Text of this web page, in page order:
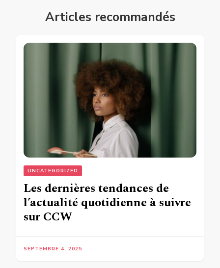
Articles recommandés
UNCATEGORIZED
Les dernières tendances de
l’actualité quotidienne à suivre
sur CCW
SEPTEMBRE 4, 2025